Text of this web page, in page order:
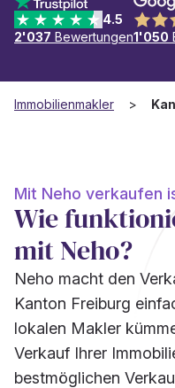
4.5
2'037 Bewertungen1'050
Immobilienmakler
Mit Neho verkaufen
Wie
mit Neho?
Neho macht den
Kanton Freiburg
lokalen Makler
Verkauf Ihrer
bestmöglichen